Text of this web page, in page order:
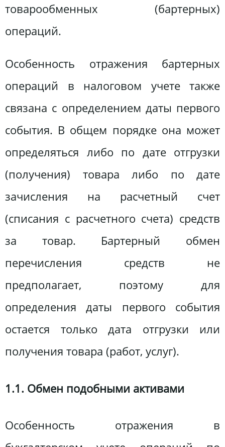
товарообменных (бартерных)
операций.
Особенность отражения бартерных
операций в налоговом учете также
связана с определением даты первого
события. В общем порядке она может
определяться либо по дате отгрузки
(получения) товара либо по дате
зачисления на расчетный счет
(списания с расчетного счета) средств
за товар. Бартерный обмен
перечисления средств не
предполагает, поэтому для
определения даты первого события
остается только дата отгрузки или
получения товара (работ, услуг).
1.1. Обмен подобными активами
Особенность отражения в